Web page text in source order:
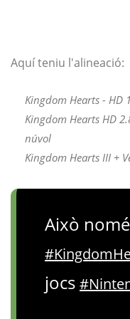
Aquí teniu l'alineació:
Kingdom Hearts - HD
Kingdom Hearts HD
núvol
Kingdom Hearts III +
Això
jocs